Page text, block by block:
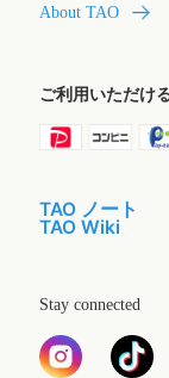
About TAO
ご利用いただけ
TAO ノート
TAO Wiki
Stay connected